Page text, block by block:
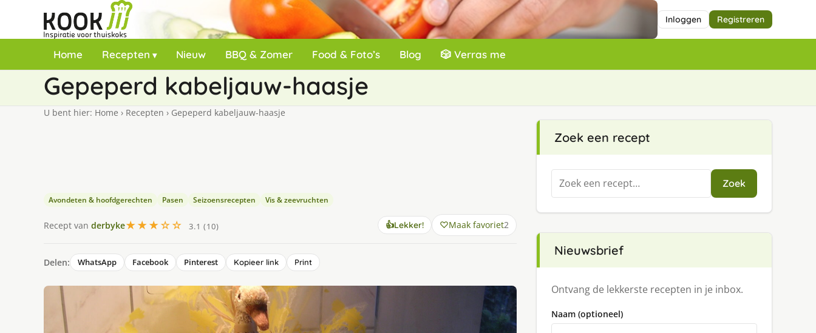
Inloggen Registreren
Home Recepten Nieuw BBQ & Zomer Food & Foto’s Blog 🎲 Verras me
Gepeperd kabeljauw-haasje
U bent hier: Home › Recepten › Gepeperd kabeljauw-haasje
Avondeten & hoofdgerechten Pasen Seizoensrecepten Vis & zeevruchten
Recept van derbyke★★★☆☆ 3.1 (10) 👍Lekker! Maak favoriet2
Delen: WhatsApp Facebook Pinterest Kopieer link Print
Zoek een recept
Zoeken
naar:
Zoek
Nieuwsbrief
Ontvang de lekkerste recepten in je inbox.
Naam (optioneel)